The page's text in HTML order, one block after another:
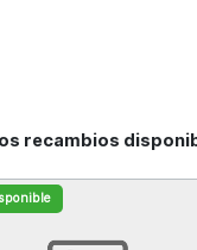
recambios